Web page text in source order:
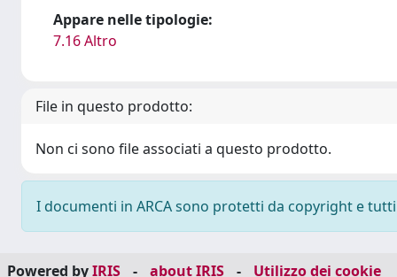
Appare nelle tipologie:
7.16 Altro
File in questo prodotto:
Non ci sono file associati a questo prodotto.
I documenti in ARCA sono protetti da copyright e
Powered byIRIS - about IRIS - Utilizzo dei cookie